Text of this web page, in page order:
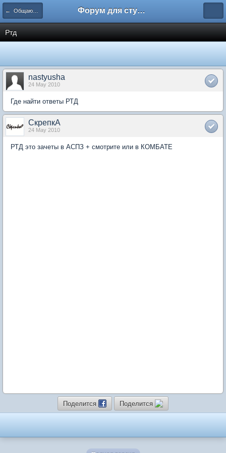
← Общаются экономисты Форум для студента СГА
Ртд
nastyusha
24 May 2010
Где найти ответы РТД
СкрепкА
24 May 2010
РТД это зачеты в АСПЗ + смотрите или в КОМБАТЕ
Поделится Поделится